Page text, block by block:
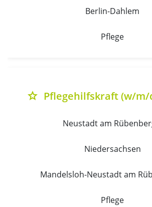
Berlin-Dahlem
Pflege
grade Pflegehilfskraft (w/m/
Neustadt am
Niedersachsen
Mandelsloh-Neustadt am
Pflege